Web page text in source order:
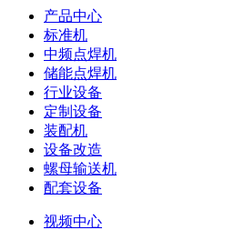
产品中心
标准机
中频点焊机
储能点焊机
行业设备
定制设备
装配机
设备改造
螺母输送机
配套设备
视频中心